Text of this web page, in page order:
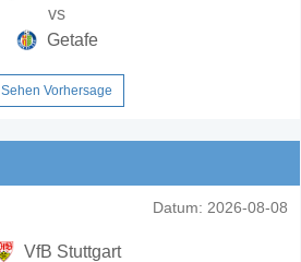
vs
Getafe
Sehen Vorhersage
Datum: 2026-08-08
VfB Stuttgart